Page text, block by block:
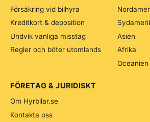
Asien
Afrika
Oceanien
Försäkring vid bilhyra
Kreditkort & deposition
Undvik vanliga misstag
Regler och böter utomlands
FÖRETAG & JURIDISKT
Om Hyrbilar.se
Kontakta oss